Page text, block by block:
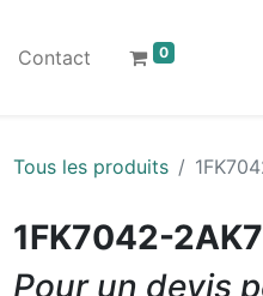
Contact 0
Tous les produits
1FK7042-
Pour un devis